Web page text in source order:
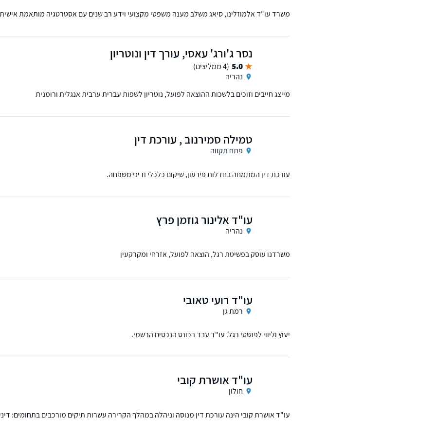
משרד עו"ד אלמוזלינו, סיאג משלב מענה משפטי מקצועי וידע רב שנים עם אסטרטגיה מותאמת אישית
נסר ג'ורג' עאסי, עורך דין ונוטריון
5.0 (4 ממליצים)
נהריה
מייצג חייבים וזוכים בלשכות ההוצאה לפועל, נוטריון לשפות עברית ערבית אנגלית ורומנית
טמילה סמירנוב , עורכת דין
פתח תקווה
עורכת דין המתמחה בחדלות פירעון, שיקום כלכלי ודיני משפחה.
עו"ד אלינור גוזמן פרץ
נהריה
משרדנו עוסק בפשיטת רגל, הוצאה לפועל, אזרחי ומקרקעין
עו"ד רועי טאובי
רמת גן
יעוץ וליווי לפושטי רגל. עו"ד עבד בכונס הנכסים הרשמי.
עו"ד אושרת קובי
חולון
עו"ד אושרת קובי הינה עורכת דין מנוסה וניהלה במהלך הקרירה עשרות תיקים מורכבים בתחומים: